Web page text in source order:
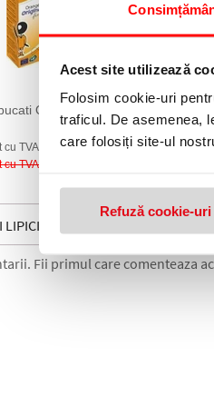
Acest site utilizează
Folosim cookie-uri
traficul. De asemenea,
care folosiți site-ul
Refuză cookie-
Orange Fine negru
cu TVA)
TVA)
SOLID ECOLUTIONS 21 GR BIC
Fii primul care comenteaza